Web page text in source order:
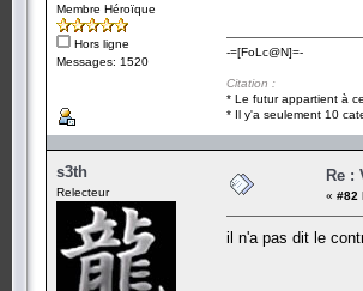
Membre Héroïque
Hors ligne
Messages: 1520
-=[FoLc@N]=-
Citation :
* Le futur appartient à
* Il y'a seulement 10
s3th
Relecteur
Re :
« #82
il n'a pas dit le